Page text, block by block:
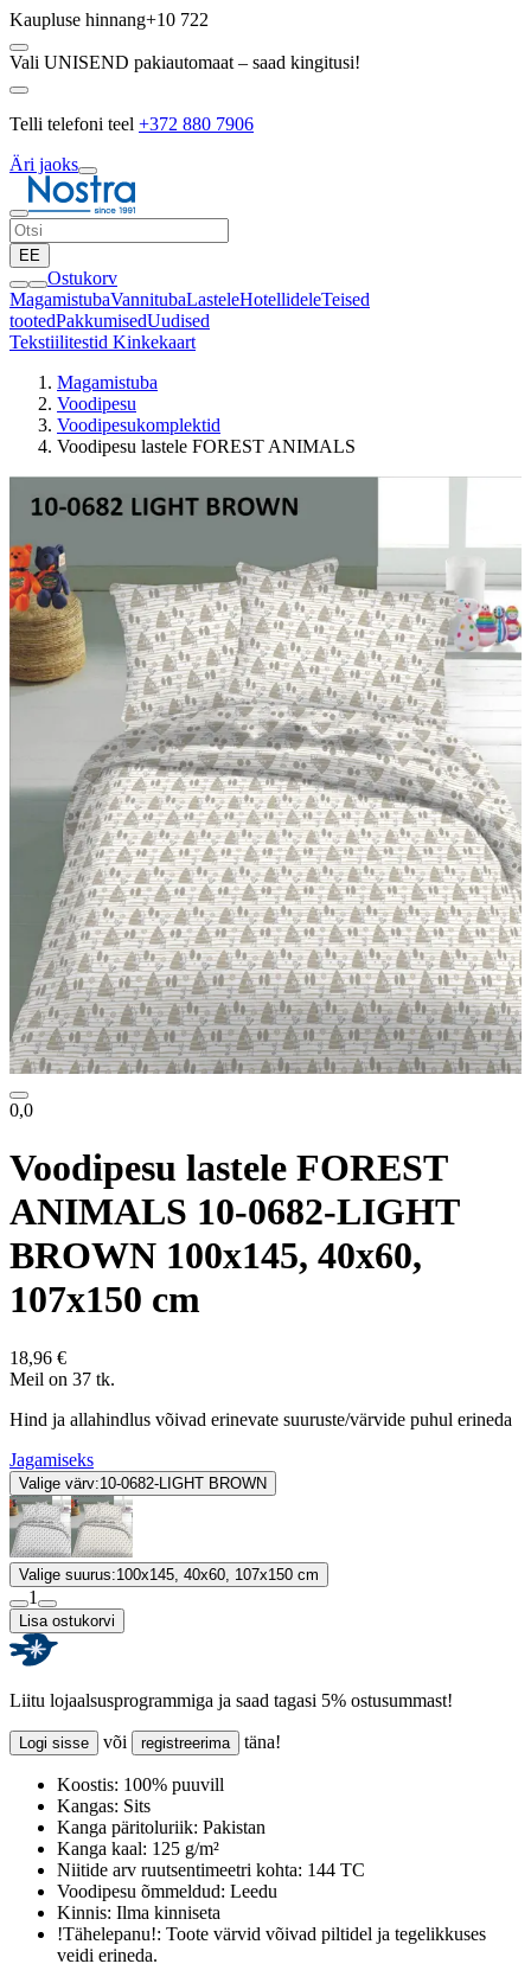
Kaupluse hinnang+10 722
Vali UNISEND pakiautomaat – saad kingitusi!
Telli telefoni teel +372 880 7906
Äri jaoks
EE
Ostukorv
MagamistubaVannitubaLasteleHotellideleTeised
tootedPakkumisedUudised
Tekstiilitestid Kinkekaart
Magamistuba
Voodipesu
Voodipesukomplektid
Voodipesu lastele FOREST ANIMALS
0,0
Voodipesu lastele FOREST
ANIMALS 10-0682-LIGHT
BROWN 100x145, 40x60,
107x150 cm
18,96 €
Meil on 37 tk.
Hind ja allahindlus võivad erinevate suuruste/värvide puhul erineda
Jagamiseks
Valige värv:10-0682-LIGHT BROWN
Valige suurus:100x145, 40x60, 107x150 cm
1
Lisa ostukorvi
Liitu lojaalsusprogrammiga ja saad tagasi 5% ostusummast!
Logi sisse või registreerima täna!
Koostis: 100% puuvill
Kangas: Sits
Kanga päritoluriik: Pakistan
Kanga kaal: 125 g/m²
Niitide arv ruutsentimeetri kohta: 144 TC
Voodipesu õmmeldud: Leedu
Kinnis: Ilma kinniseta
!Tähelepanu!: Toote värvid võivad piltidel ja tegelikkuses
veidi erineda.